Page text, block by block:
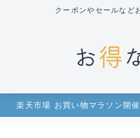
クーポンやセールなど
楽天市場 お買い物マラソン開